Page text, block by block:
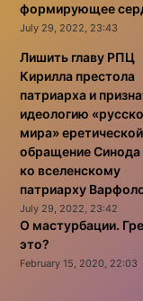
формирующее
July 29, 2022, 23:43
Лишить главу РПЦ
Кирилла престола
патриарха и
идеологию
мира»
обращение
ко вселенскому
патриарху
July 29, 2022, 23:42
О мастурбации.
это?
February 15, 2020, 22:03